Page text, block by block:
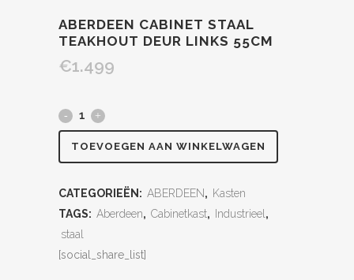
ABERDEEN CABINET STAAL
TEAKHOUT DEUR LINKS 55CM
€1.499
TOEVOEGEN AAN WINKELWAGEN
CATEGORIEËN: ABERDEEN, Kasten
TAGS: Aberdeen, Cabinetkast, Industrieel ,
staal
[social_share_list]